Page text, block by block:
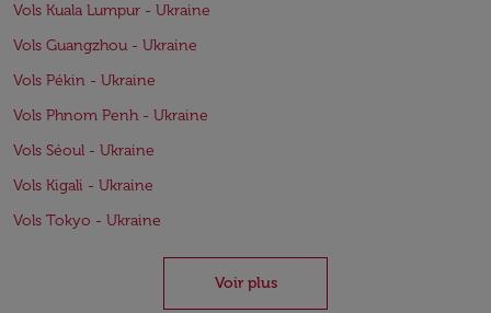
Vols Kuala Lumpur - Ukraine
Vols Guangzhou - Ukraine
Vols Pékin - Ukraine
Vols Phnom Penh - Ukraine
Vols Séoul - Ukraine
Vols Kigali - Ukraine
Vols Tokyo - Ukraine
Voir plus